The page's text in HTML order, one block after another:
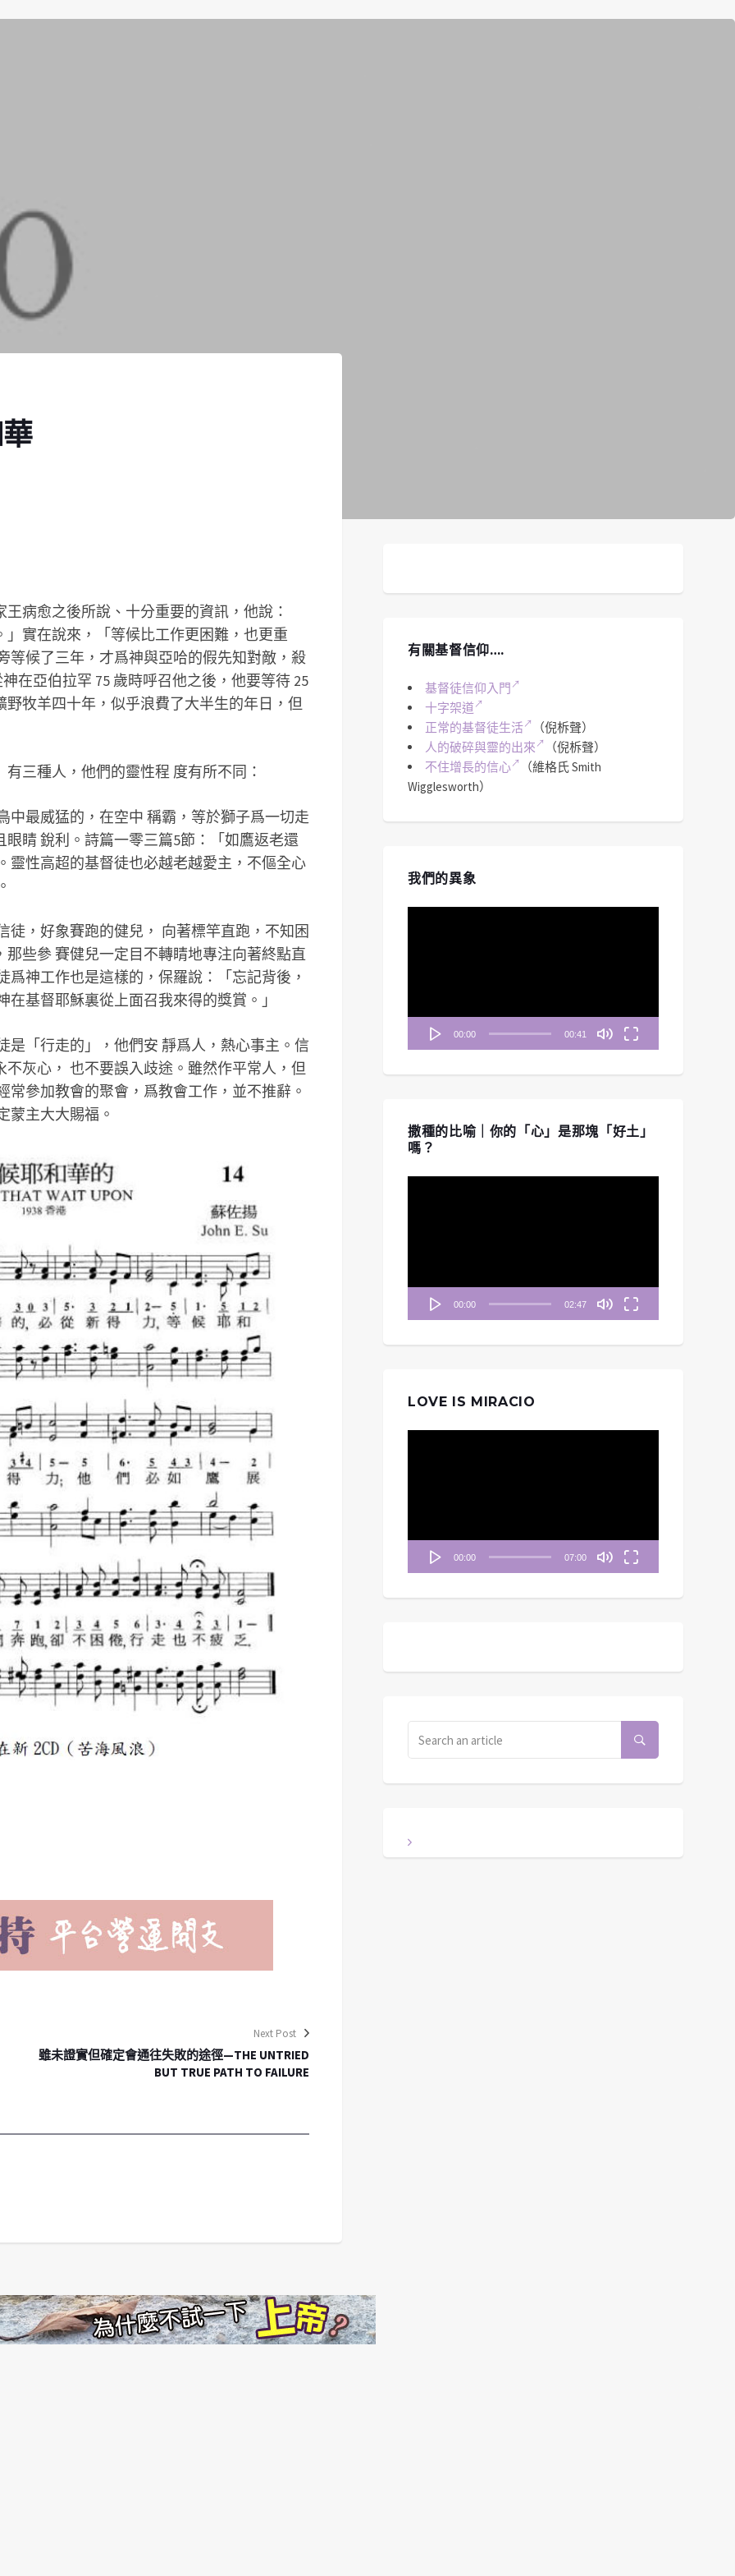
病愈之後所說、十分重要的資訊，他說：
實在說來，「等候比工作更困難，也更重
等候了三年，才爲神與亞哈的假先知對敵，殺
在亞伯拉罕 75 歲時呼召他之後，他要等待 25
牧羊四十年，似乎浪費了大半生的年日，但
三種人，他們的靈性程 度有所不同：
中最威猛的，在空中 稱霸，等於獅子爲一切走
睛 銳利。詩篇一零三篇5節：「如鷹返老還
靈性高超的基督徒也必越老越愛主，不傴全心
徒，好象賽跑的健兒， 向著標竿直跑，不知困
些參 賽健兒一定目不轉睛地專注向著終點直
爲神工作也是這樣的，保羅說：「忘記背後，
基督耶穌裏從上面召我來得的獎賞。」
是「行走的」，他們安 靜爲人，熱心事主。信
灰心， 也不要誤入歧途。雖然作平常人，但
常參加教會的聚會，爲教會工作，並不推辭。
蒙主大大賜福。
Next Post
雖未證實但確定會通往失敗的途徑—THE UNTRIED
BUT TRUE PATH TO FAILURE
有關基督信仰….
基督徒信仰入門
十字架道
正常的基督徒生活
（倪柝聲）
人的破碎與靈的出來
（倪柝聲）
不住增長的信心
（維格氏 Smith
Wigglesworth）
我們的異象
00:00 00:41
撒種的比喻｜你的「心」是那塊「好土」
嗎？
00:00 02:47
LOVE IS MIRACIO
00:00 07:00